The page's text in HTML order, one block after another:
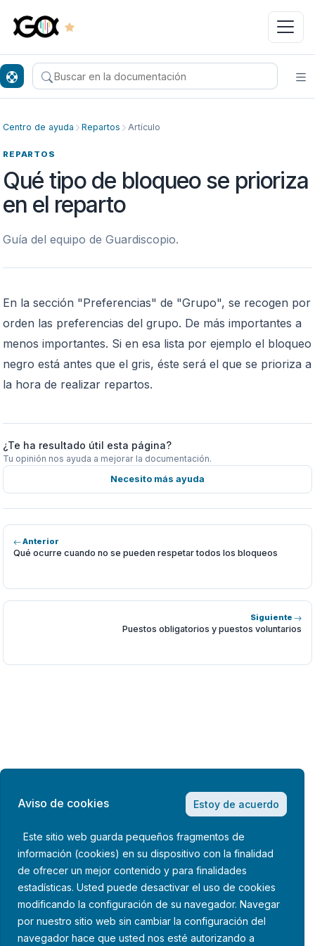
Aviso de cookies Estoy de acuerdo
Este sitio web guarda pequeños fragmentos de
información (cookies) en su dispositivo con la finalidad
de ofrecer un mejor contenido y para finalidades
estadísticas. Usted puede desactivar el uso de cookies
modificando la configuración de su navegador. Navegar
por nuestro sitio web sin cambiar la configuración del
navegador hace que usted nos esté autorizando a
Buscar en el centro de ayuda
Centro de ayuda Repartos Artículo
REPARTOS
Qué tipo de bloqueo se prioriza
en el reparto
Guía del equipo de Guardiscopio.
En la sección "Preferencias" de "Grupo", se recogen por
orden las preferencias del grupo. De más importantes a
menos importantes. Si en esa lista por ejemplo el bloqueo
negro está antes que el gris, éste será el que se prioriza a
la hora de realizar repartos.
¿Te ha resultado útil esta página?
Tu opinión nos ayuda a mejorar la documentación.
Necesito más ayuda
Anterior
Qué ocurre cuando no se pueden respetar todos los bloqueos
Siguiente
Puestos obligatorios y puestos voluntarios